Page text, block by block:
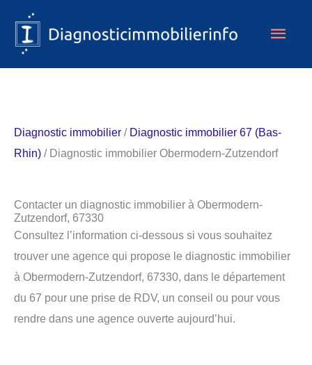
contenu
Diagnostic immobilier / Diagnostic immobilier 67 (Bas-
Rhin) / Diagnostic immobilier Obermodern-Zutzendorf
Contacter un diagnostic immobilier à Obermodern-
Zutzendorf, 67330
Consultez l’information ci-dessous si vous souhaitez
trouver une agence qui propose le diagnostic immobilier
à Obermodern-Zutzendorf, 67330, dans le département
du 67 pour une prise de RDV, un conseil ou pour vous
rendre dans une agence ouverte aujourd’hui.